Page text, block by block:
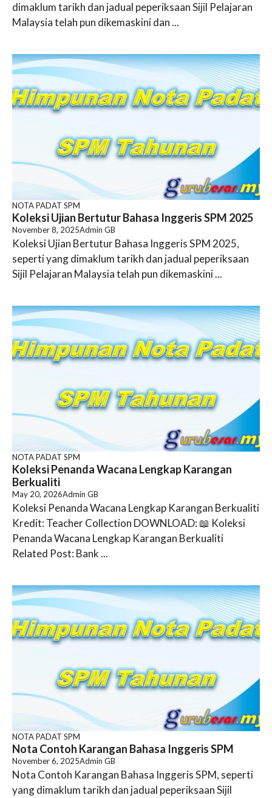
dimaklum tarikh dan jadual peperiksaan Sijil Pelajaran
Malaysia telah pun dikemaskini dan ...
NOTA PADAT SPM
Koleksi Ujian Bertutur Bahasa Inggeris SPM 2025
November 8, 2025Admin GB
Koleksi Ujian Bertutur Bahasa Inggeris SPM 2025,
seperti yang dimaklum tarikh dan jadual peperiksaan
Sijil Pelajaran Malaysia telah pun dikemaskini ...
NOTA PADAT SPM
Koleksi Penanda Wacana Lengkap Karangan
Berkualiti
May 20, 2026Admin GB
Koleksi Penanda Wacana Lengkap Karangan Berkualiti
Kredit: Teacher Collection DOWNLOAD: 📖 Koleksi
Penanda Wacana Lengkap Karangan Berkualiti
Related Post: Bank ...
NOTA PADAT SPM
Nota Contoh Karangan Bahasa Inggeris SPM
November 6, 2025Admin GB
Nota Contoh Karangan Bahasa Inggeris SPM, seperti
yang dimaklum tarikh dan jadual peperiksaan Sijil